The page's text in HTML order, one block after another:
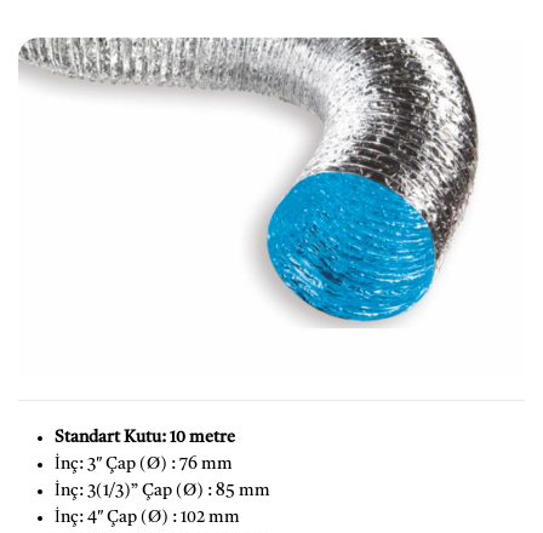
Standart Kutu: 10 metre
İnç: 3″ Çap (Ø) : 76 mm
İnç: 3(1/3)” Çap (Ø) : 85 mm
İnç: 4″ Çap (Ø) : 102 mm